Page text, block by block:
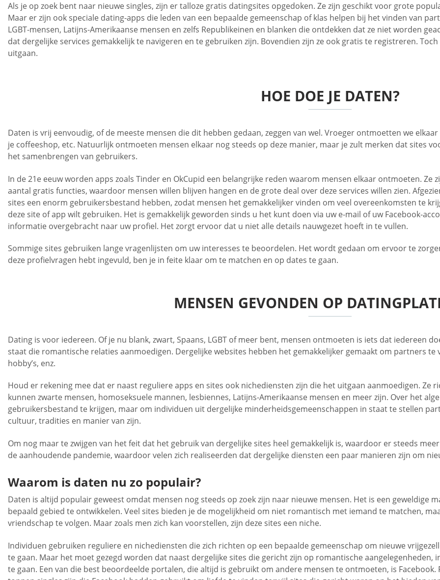
Als je op zoek bent naar nieuwe singles, zijn er talloze gratis datingsites opgedoken. Ze zijn geschikt voor grote
Maar er zijn ook speciale dating-apps die leden van een bepaalde gemeenschap of klas helpen bij het vinden van
LGBT-mensen, Latijns-Amerikaanse mensen en zelfs Republikeinen en blanken die ontdekken dat ze niet worden
dat dergelijke services gemakkelijk te navigeren en te gebruiken zijn. Bovendien zijn ze ook gratis te registreren.
uitgaan.
HOE DOE JE DATEN?
Daten is vrij eenvoudig, of de meeste mensen die dit hebben gedaan, zeggen van wel. Vroeger ontmoetten we
je coffeeshop, etc. Natuurlijk ontmoeten mensen elkaar nog steeds op deze manier, maar je zult merken dat sites
het samenbrengen van gebruikers.
In de 21e eeuw worden apps zoals Tinder en OkCupid een belangrijke reden waarom mensen elkaar ontmoeten.
aantal gratis functies, waardoor mensen willen blijven hangen en de grote deal over deze services willen zien.
sites een enorm gebruikersbestand hebben, zodat mensen het gemakkelijker vinden om veel overeenkomsten te
deze site of app wilt gebruiken. Het is gemakkelijk geworden sinds u het kunt doen via uw e-mail of uw Facebook-
informatie overgebracht naar uw profiel. Het zorgt ervoor dat u niet alle details nauwgezet hoeft in te vullen.
Sommige sites gebruiken lange vragenlijsten om uw interesses te beoordelen. Het wordt gedaan om ervoor te
deze profielvragen hebt ingevuld, ben je in feite klaar om te matchen en op dates te gaan.
MENSEN GEVONDEN OP
Dating is voor iedereen. Of je nu blank, zwart, Spaans, LGBT of meer bent, mensen ontmoeten is iets dat iedereen
staat die romantische relaties aanmoedigen. Dergelijke websites hebben het gemakkelijker gemaakt om partners
hobby’s, enz.
Houd er rekening mee dat er naast reguliere apps en sites ook nichediensten zijn die het uitgaan aanmoedigen. Ze
kunnen zwarte mensen, homoseksuele mannen, lesbiennes, Latijns-Amerikaanse mensen en meer zijn. Over het
gebruikersbestand te krijgen, maar om individuen uit dergelijke minderheidsgemeenschappen in staat te stellen
cultuur, tradities en manier van zijn.
Om nog maar te zwijgen van het feit dat het gebruik van dergelijke sites heel gemakkelijk is, waardoor er steeds
de aanhoudende pandemie, waardoor velen zich realiseerden dat dergelijke diensten een paar manieren zijn om
Waarom is daten nu zo populair?
Daten is altijd populair geweest omdat mensen nog steeds op zoek zijn naar nieuwe mensen. Het is een geweldige
bepaald gebied te ontwikkelen. Veel sites bieden je de mogelijkheid om niet romantisch met iemand te matchen,
vriendschap te volgen. Maar zoals men zich kan voorstellen, zijn deze sites een niche.
Individuen gebruiken reguliere en nichediensten die zich richten op een bepaalde gemeenschap om nieuwe
te gaan. Maar het moet gezegd worden dat naast dergelijke sites die gericht zijn op romantische
te gaan. Een van die best beoordeelde portalen, die altijd is gebruikt om andere mensen te ontmoeten, is